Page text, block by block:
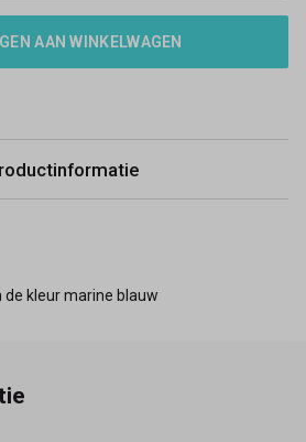
AAN WINKELWAGEN
de kleur marine blauw